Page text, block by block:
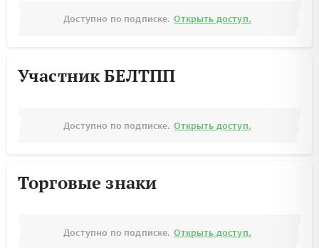
Доступно по подписке. Открыть доступ.
Участник БЕЛТПП
Доступно по подписке. Открыть доступ.
Торговые знаки
Доступно по подписке. Открыть доступ.